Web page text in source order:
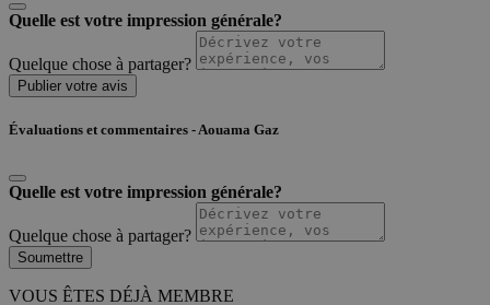
Quelle est votre impression générale?
Quelque chose à partager?
Publier votre avis
Évaluations et commentaires - Aouama Gaz
Quelle est votre impression générale?
Quelque chose à partager?
Soumettre
VOUS ÊTES DÉJÀ MEMBRE